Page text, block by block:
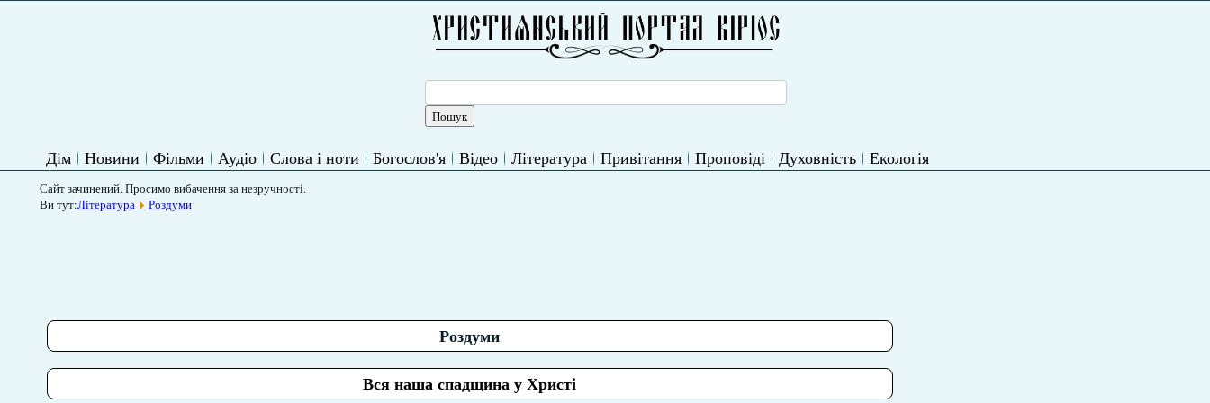
Дім Новини Фільми Аудіо Слова і ноти Богослов'я Відео Література Привітання Проповіді Духовність Екологія
Сайт зачинений. Просимо вибачення за незручності.
Ви тут:Література Роздуми
Роздуми
Вся наша спадщина у Христі